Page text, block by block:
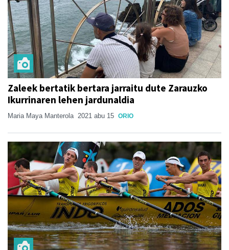
Zaleek bertatik bertara jarraitu dute Zarauzko
Ikurrinaren lehen jardunaldia
Maria Maya Manterola 2021 abu 15 ORIO